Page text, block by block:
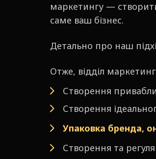
маркетингу —
саме ваш бізнес.
Детально про наш
Отже, відділ
Створення
Створення
Упаковка бренда,
Створення та